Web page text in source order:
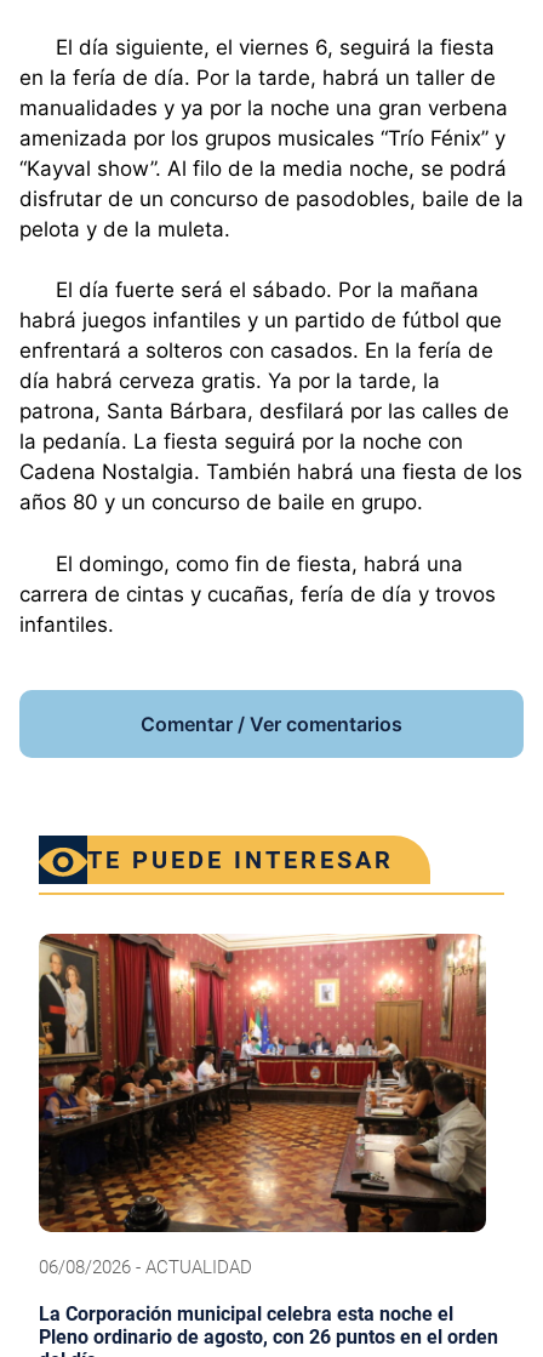
El día siguiente, el viernes 6, seguirá la fiesta
en la fería de día. Por la tarde, habrá un taller de
manualidades y ya por la noche una gran verbena
amenizada por los grupos musicales “Trío Fénix” y
“Kayval show”. Al filo de la media noche, se podrá
disfrutar de un concurso de pasodobles, baile de la
pelota y de la muleta.
El día fuerte será el sábado. Por la mañana
habrá juegos infantiles y un partido de fútbol que
enfrentará a solteros con casados. En la fería de
día habrá cerveza gratis. Ya por la tarde, la
patrona, Santa Bárbara, desfilará por las calles de
la pedanía. La fiesta seguirá por la noche con
Cadena Nostalgia. También habrá una fiesta de los
años 80 y un concurso de baile en grupo.
El domingo, como fin de fiesta, habrá una
carrera de cintas y cucañas, fería de día y trovos
infantiles.
Comentar / Ver comentarios
TE PUEDE INTERESAR
06/08/2026 - ACTUALIDAD
La Corporación municipal celebra esta noche el
Pleno ordinario de agosto, con 26 puntos en el orden